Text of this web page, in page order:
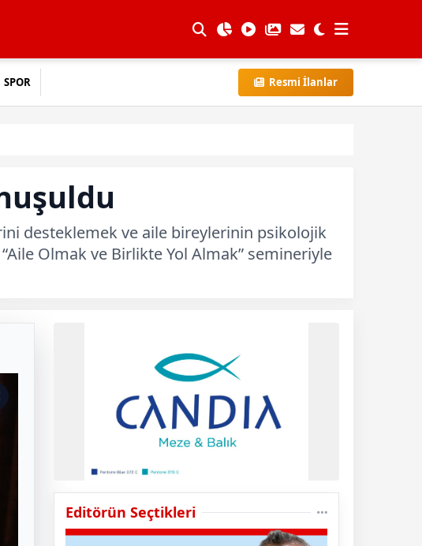
SPOR Resmi İlanlar
desteklemek ve aile bireylerinin psikolojik
Olmak ve Birlikte Yol Almak” semineriyle
Editörün Seçtikleri